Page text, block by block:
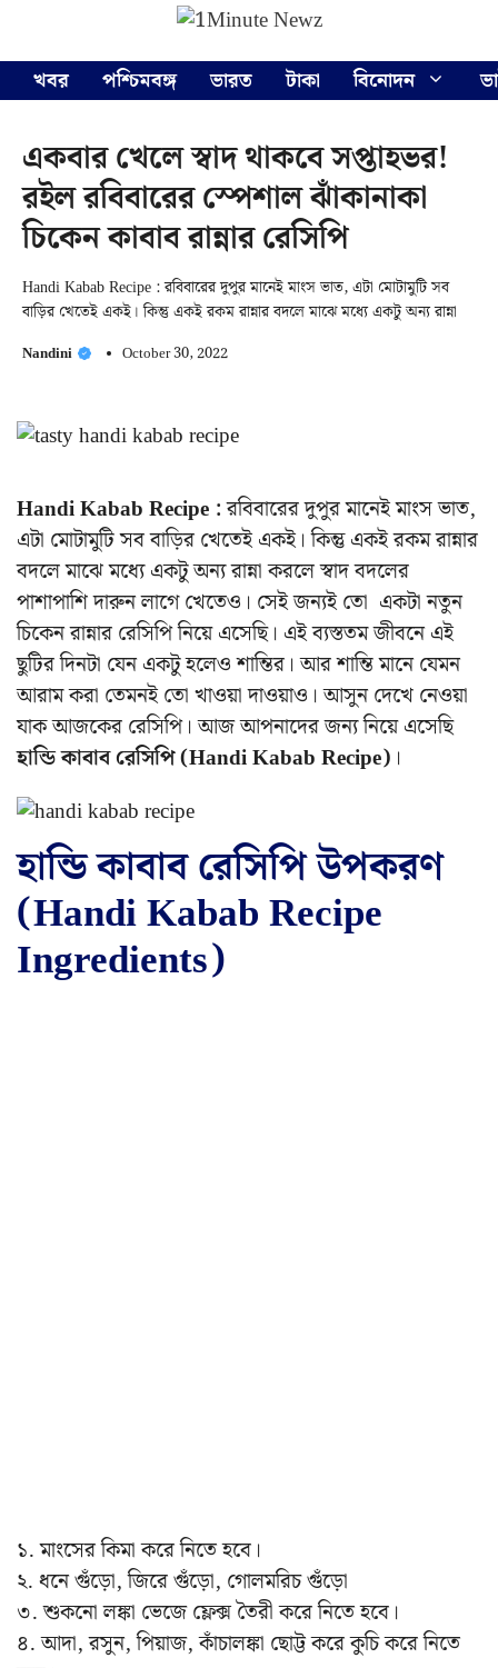
content
খবর
পশ্চিমবঙ্গ ভারত টাকা বিনোদন
একবার খেলে স্বাদ থাকবে সপ্তাহভর!
রইল রবিবারের স্পেশাল ঝাঁকানাকা
চিকেন কাবাব রান্নার রেসিপি
Handi Kabab Recipe : রবিবারের দুপুর মানেই মাংস ভাত, এটা মোটামুটি সব
বাড়ির খেতেই একই। কিন্তু একই রকম রান্নার বদলে মাঝে মধ্যে একটু অন্য রান্না
Nandini October 30, 2022
Handi Kabab Recipe :রবিবারের দুপুর মানেই মাংস ভাত,
এটা মোটামুটি সব বাড়ির খেতেই একই। কিন্তু একই রকম রান্নার
বদলে মাঝে মধ্যে একটু অন্য রান্না করলে স্বাদ বদলের
পাশাপাশি দারুন লাগে খেতেও। সেই জন্যই তো একটা নতুন
চিকেন রান্নার রেসিপি নিয়ে এসেছি। এই ব্যস্ততম জীবনে এই
ছুটির দিনটা যেন একটু হলেও শান্তির। আর শান্তি মানে যেমন
আরাম করা তেমনই তো খাওয়া দাওয়াও। আসুন দেখে নেওয়া
যাক আজকের রেসিপি। আজ আপনাদের জন্য নিয়ে এসেছি
হান্ডি কাবাব রেসিপি (Handi Kabab Recipe) ।
হান্ডি কাবাব রেসিপি উপকরণ
(Handi Kabab Recipe
Ingredients)
১. মাংসের কিমা করে নিতে হবে।
২. ধনে গুঁড়ো, জিরে গুঁড়ো, গোলমরিচ গুঁড়ো
৩. শুকনো লঙ্কা ভেজে ফ্লেক্স তৈরী করে নিতে হবে।
৪. আদা, রসুন, পিয়াজ, কাঁচালঙ্কা ছোট্ট করে কুচি করে নিতে